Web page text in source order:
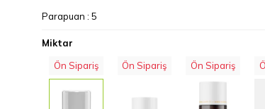
Parapuan : 5
Miktar
Ön Sipariş
Ön Sipariş Ön Sipariş